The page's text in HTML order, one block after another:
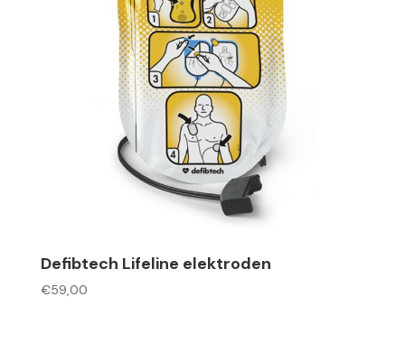
Defibtech Lifeline elektroden
€59,00